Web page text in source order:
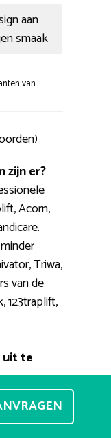
aan
smaak
van
zijn er?
Acorn,
Triwa,
van de
123traplift,
te
huis kan
tal